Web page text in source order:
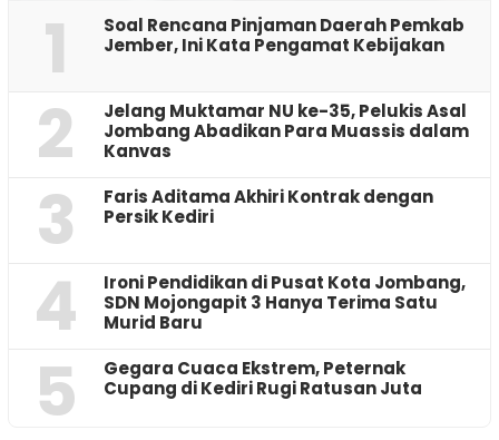
1
‎Soal Rencana Pinjaman Daerah Pemkab
Jember, Ini Kata Pengamat Kebijakan ‎
2
Jelang Muktamar NU ke-35, Pelukis Asal
Jombang Abadikan Para Muassis dalam
Kanvas
3
Faris Aditama Akhiri Kontrak dengan
Persik Kediri
4
Ironi Pendidikan di Pusat Kota Jombang,
SDN Mojongapit 3 Hanya Terima Satu
Murid Baru
5
‎Gegara Cuaca Ekstrem, Peternak
Cupang di Kediri Rugi Ratusan Juta